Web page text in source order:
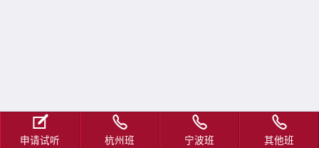
申请试听 杭州班 宁波班 其他班